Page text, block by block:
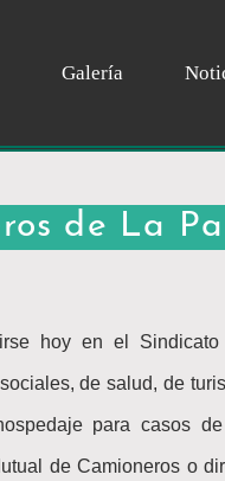
Galería
de La
hoy en el
de salud, de
para casos
de Camioneros o